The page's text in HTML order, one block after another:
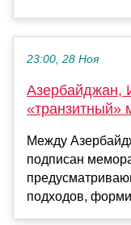
23:00, 28 Ноя
Азербайджан,
«транзитный»
Между
подписан
подходов,